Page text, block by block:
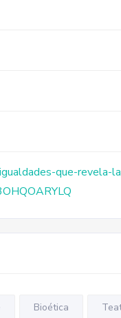
que-revela-
Bioética